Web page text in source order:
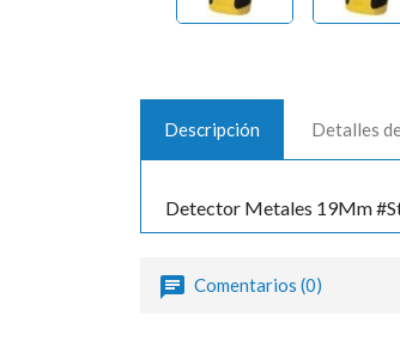
Descripción Detalles
Detector Metales 19Mm
Comentarios (0)